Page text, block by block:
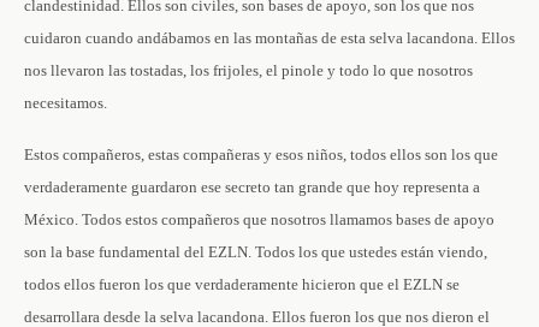
clandestinidad. Ellos son civiles, son bases de apoyo, son los que nos
cuidaron cuando andábamos en las montañas de esta selva lacandona. Ellos
nos llevaron las tostadas, los frijoles, el pinole y todo lo que nosotros
necesitamos.
Estos compañeros, estas compañeras y esos niños, todos ellos son los que
verdaderamente guardaron ese secreto tan grande que hoy representa a
México. Todos estos compañeros que nosotros llamamos bases de apoyo
son la base fundamental del EZLN. Todos los que ustedes están viendo,
todos ellos fueron los que verdaderamente hicieron que el EZLN se
desarrollara desde la selva lacandona. Ellos fueron los que nos dieron el